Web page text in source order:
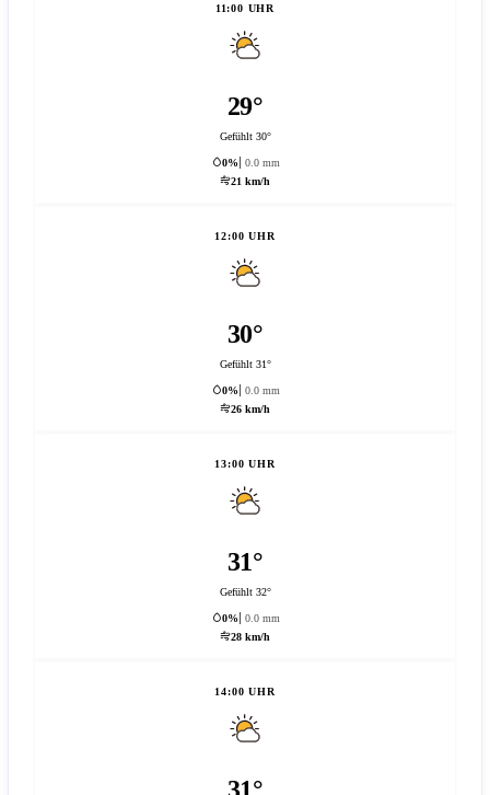
11:00 UHR
29°
Gefühlt 30°
0%
0.0 mm
21 km/h
12:00 UHR
30°
Gefühlt 31°
0%
0.0 mm
26 km/h
13:00 UHR
31°
Gefühlt 32°
0%
0.0 mm
28 km/h
14:00 UHR
31°